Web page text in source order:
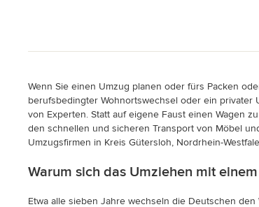
Wenn Sie einen Umzug planen oder fürs Packen
berufsbedingter Wohnortswechsel oder ein privater
von Experten. Statt auf eigene Faust einen Wagen
den schnellen und sicheren Transport von Möbel
Umzugsfirmen in Kreis Gütersloh, Nordrhein-
Warum sich das Umziehen mit
Etwa alle sieben Jahre wechseln die Deutschen